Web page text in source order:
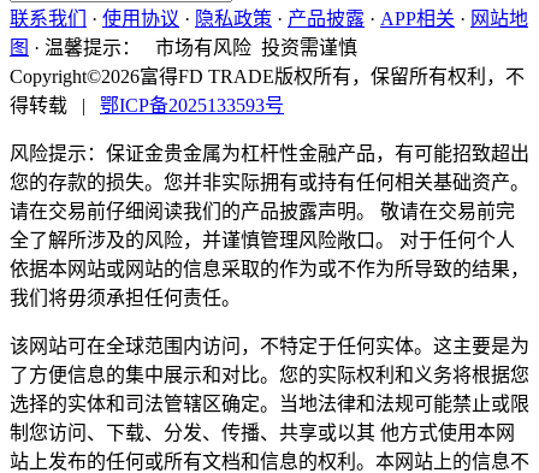
联系我们
· 使用协议 · 隐私政策 · 产品披露 · APP相关 · 网站地
图 · 温馨提示：
市场有风险 投资需谨慎
Copyright©2026富得FD TRADE版权所有，保留所有权利，不
得转载
| 鄂ICP备2025133593号
风险提示：保证金贵金属为杠杆性金融产品，有可能招致超出
您的存款的损失。您并非实际拥有或持有任何相关基础资产。
请在交易前仔细阅读我们的产品披露声明。 敬请在交易前完
全了解所涉及的风险，并谨慎管理风险敞口。 对于任何个人
依据本网站或网站的信息采取的作为或不作为所导致的结果，
我们将毋须承担任何责任。
该网站可在全球范围内访问，不特定于任何实体。这主要是为
了方便信息的集中展示和对比。您的实际权利和义务将根据您
选择的实体和司法管辖区确定。当地法律和法规可能禁止或限
制您访问、下载、分发、传播、共享或以其 他方式使用本网
站上发布的任何或所有文档和信息的权利。本网站上的信息不